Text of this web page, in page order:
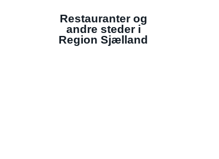
Restauranter og
andre steder i
Region Sjælland